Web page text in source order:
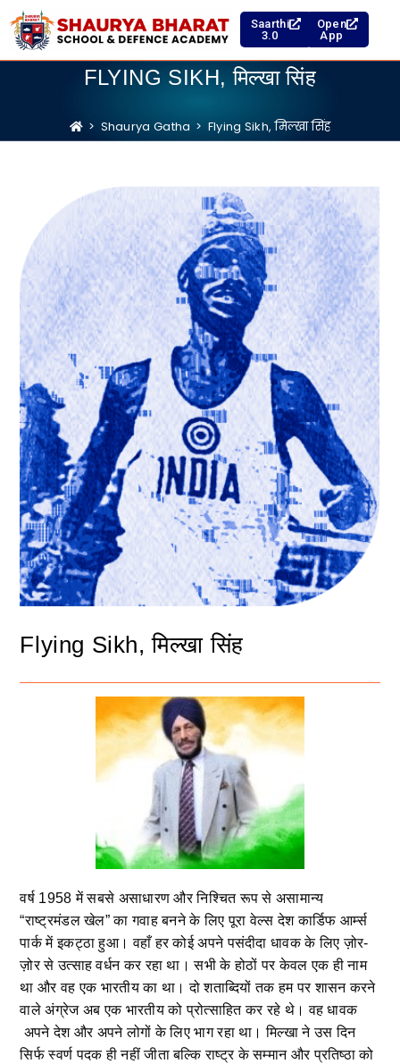
Saarthi
3.0
Open
App
FLYING SIKH, मिल्खा सिंह
> Shaurya Gatha > Flying Sikh, मिल्खा सिंह
Flying Sikh, मिल्खा सिंह
वर्ष 1958 में सबसे असाधारण और निश्चित रूप से असामान्य
“राष्ट्रमंडल खेल” का गवाह बनने के लिए पूरा वेल्स देश कार्डिफ आर्म्स
पार्क में इकट्ठा हुआ। वहाँ हर कोई अपने पसंदीदा धावक के लिए ज़ोर-
ज़ोर से उत्साह वर्धन कर रहा था। सभी के होठों पर केवल एक ही नाम
था और वह एक भारतीय का था। दो शताब्दियों तक हम पर शासन करने
वाले अंग्रेज अब एक भारतीय को प्रोत्साहित कर रहे थे। वह धावक
अपने देश और अपने लोगों के लिए भाग रहा था। मिल्खा ने उस दिन
सिर्फ स्वर्ण पदक ही नहीं जीता बल्कि राष्ट्र के सम्मान और प्रतिष्ठा को